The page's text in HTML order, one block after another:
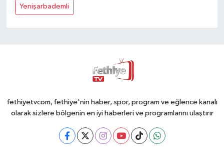
Yenişarbademli
fethiyetvcom, fethiye'nin haber, spor, program ve eğlence kanalı
olarak sizlere bölgenin en iyi haberleri ve programlarını ulaştırır